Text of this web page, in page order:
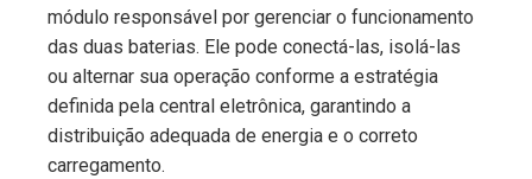
módulo responsável por gerenciar o funcionamento
das duas baterias. Ele pode conectá-las, isolá-las
ou alternar sua operação conforme a estratégia
definida pela central eletrônica, garantindo a
distribuição adequada de energia e o correto
carregamento.